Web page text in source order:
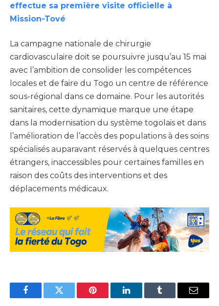
effectue sa première visite officielle à
Mission-Tové
La campagne nationale de chirurgie
cardiovasculaire doit se poursuivre jusqu’au 15 mai
avec l’ambition de consolider les compétences
locales et de faire du Togo un centre de référence
sous-régional dans ce domaine. Pour les autorités
sanitaires, cette dynamique marque une étape
dans la modernisation du système togolais et dans
l’amélioration de l’accès des populations à des soins
spécialisés auparavant réservés à quelques centres
étrangers, inaccessibles pour certaines familles en
raison des coûts des interventions et des
déplacements médicaux.
FacebookTwitter Pinterest LinkedInTumblr Email